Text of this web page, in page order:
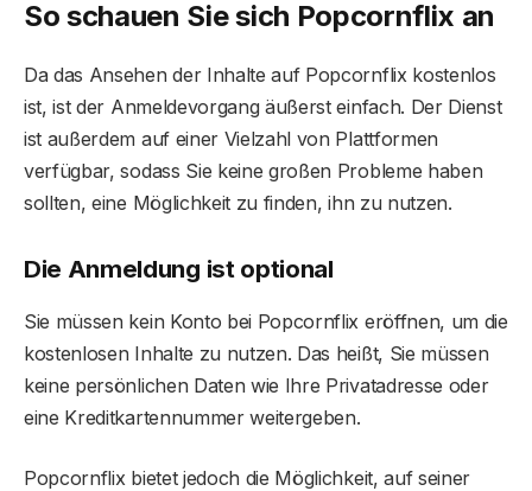
So schauen Sie sich Popcornflix an
Da das Ansehen der Inhalte auf Popcornflix kostenlos
ist, ist der Anmeldevorgang äußerst einfach. Der Dienst
ist außerdem auf einer Vielzahl von Plattformen
verfügbar, sodass Sie keine großen Probleme haben
sollten, eine Möglichkeit zu finden, ihn zu nutzen.
Die Anmeldung ist optional
Sie müssen kein Konto bei Popcornflix eröffnen, um die
kostenlosen Inhalte zu nutzen. Das heißt, Sie müssen
keine persönlichen Daten wie Ihre Privatadresse oder
eine Kreditkartennummer weitergeben.
Popcornflix bietet jedoch die Möglichkeit, auf seiner